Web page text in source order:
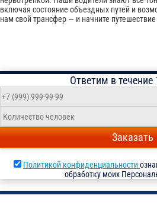
включая состояние объездных путей и
нам свой трансфер — и начните
Ответим в течение
Заказать
Политикой конфиденциальности
обработку моих